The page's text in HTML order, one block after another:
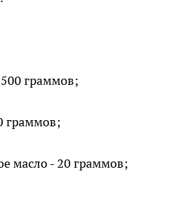
граммов;
граммов;
масло - 20 граммов;